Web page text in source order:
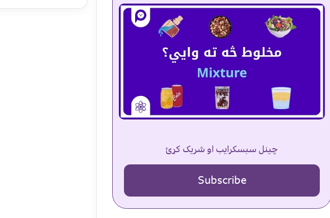
چینل سبسکرایب او شریک کړئ
Subscribe